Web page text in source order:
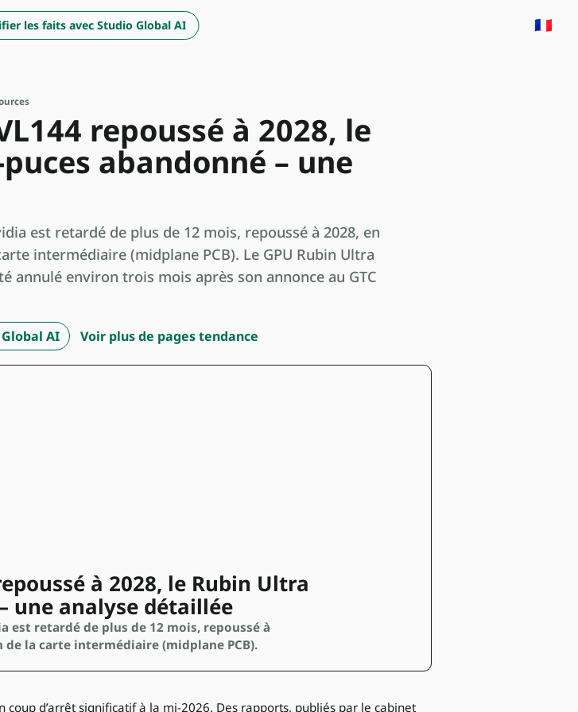
les faits avec Studio Global AI 🇫🇷
repoussé à 2028, le
abandonné – une
est retardé de plus de 12 mois, repoussé à 2028, en
intermédiaire (midplane PCB). Le GPU Rubin Ultra
annulé environ trois mois après son annonce au GTC
AI Voir plus de pages tendance
à 2028, le Rubin Ultra
une analyse détaillée
est retardé de plus de 12 mois, repoussé à
la carte intermédiaire (midplane PCB).
d’arrêt significatif à la mi-2026. Des rapports, publiés par le cabinet